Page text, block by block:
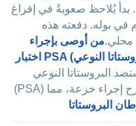
بدأ يُلاحظ صعوبةً في إفراغ
في بوله. دفعته هذه
محلي.من أوصى بإجراء
البروستاتا النوعي
(PSA) وحجمًا غير طبيعي للبروستات. ثم اقتُرح إجراء خزعة، مما